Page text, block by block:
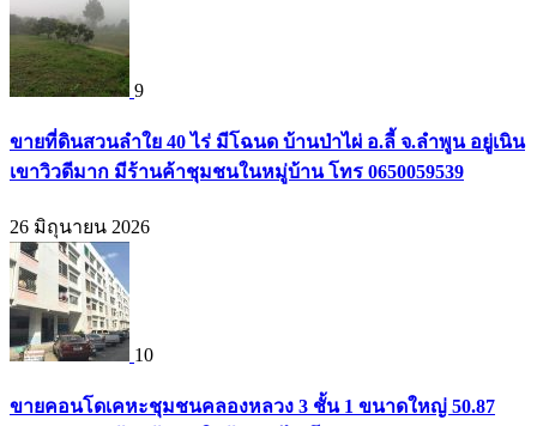
9
ขายที่ดินสวนลำใย 40 ไร่ มีโฉนด บ้านป่าไผ่ อ.ลี้ จ.ลำพูน อยู่เนิน
เขาวิวดีมาก มีร้านค้าชุมชนในหมู่บ้าน โทร 0650059539
26 มิถุนายน 2026
10
ขายคอนโดเคหะชุมชนคลองหลวง 3 ชั้น 1 ขนาดใหญ่ 50.87